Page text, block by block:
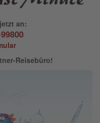
an:
Reisebüro!